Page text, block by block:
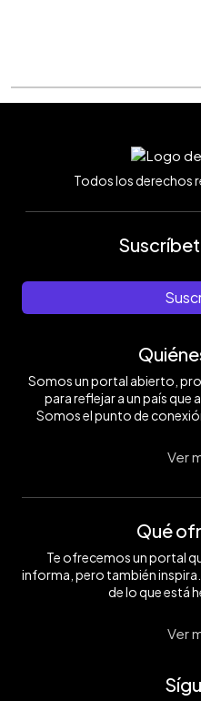
Todos los derechos
Somos un portal abierto,
para reflejar a un país que
Somos el punto de
Ver
Qué
Te ofrecemos un portal
informa, pero también
de lo que está
Ver